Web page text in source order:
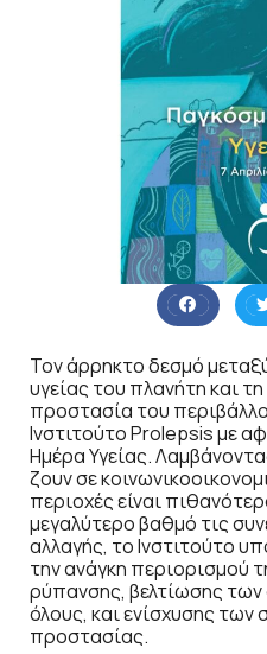
Τον άρρηκτο δεσμό
υγείας του πλανήτη και
προστασία του
Ινστιτούτο Prolepsis με
Ημέρα Υγείας.
ζουν σε
περιοχές είναι
μεγαλύτερο βαθμό τις
αλλαγής, το Ινστιτούτο
την ανάγκη περιορισμού
ρύπανσης, βελτίωσης
όλους, και ενίσχυσης των
προστασίας.